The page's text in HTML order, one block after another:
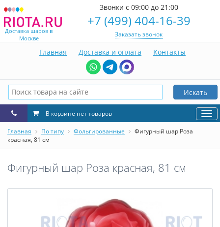
Доставка шаров в
Москве
Звонки с 09:00 до 21:00
+7 (499) 404-16-39
Заказать звонок
Главная Доставка и оплата Контакты
Искать
В корзине нет товаров
Главная По типу Фольгированные
Фигурный шар Роза
красная, 81 см
Фигурный шар Роза красная, 81 см